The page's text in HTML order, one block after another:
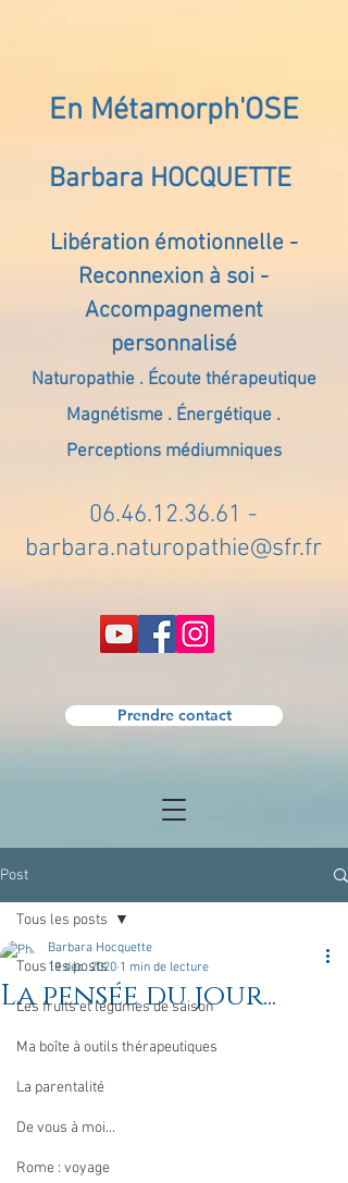
En Métamorph'OSE
Barbara HOCQUETTE
Libération émotionnelle -
Reconnexion à soi -
Accompagnement
personnalisé
Naturopathie . Écoute thérapeutique
Magnétisme . Énergétique .
Perceptions médiumniques
06.46.12.36.61 -
barbara.naturopathie@sfr.fr
Prendre contact
Post
Tous les posts
Les fruits et légumes de saison
Ma boîte à outils thérapeutiques
La parentalité
De vous à moi...
Rome : voyage
Tous les posts
La pensée du jour...
Barbara Hocquette
19 déc. 2020 1 min de lecture